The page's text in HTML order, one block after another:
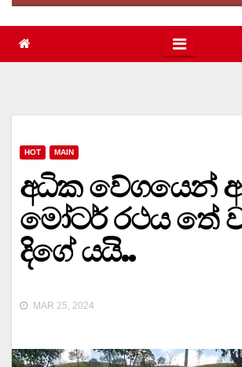
HOT MAIN
අධික වේගයෙන්
මෝටර් රථය තේ
දිගේ යයි..
MAR 25, 2024